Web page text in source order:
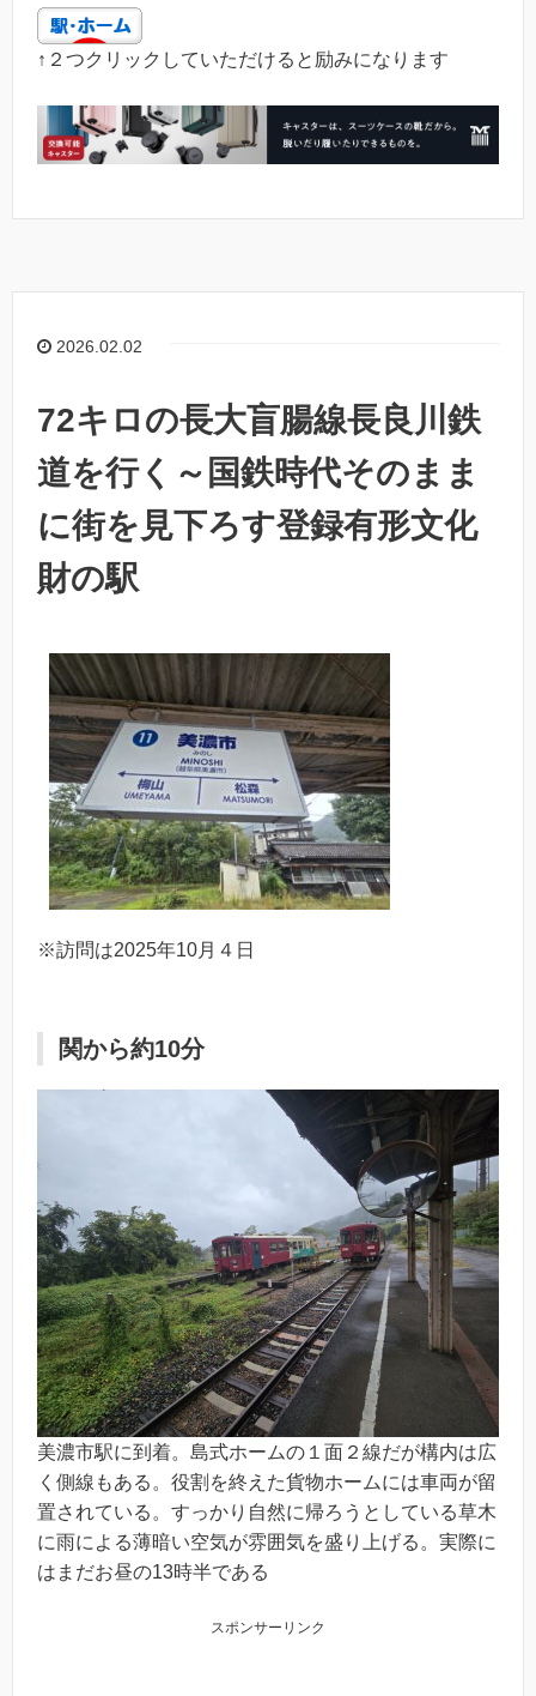
↑２つクリックしていただけると励みになります
2026.02.02
72キロの長大盲腸線長良川鉄
道を行く～国鉄時代そのまま
に街を見下ろす登録有形文化
財の駅
※訪問は2025年10月４日
関から約10分
美濃市駅に到着。島式ホームの１面２線だが構内は広
く側線もある。役割を終えた貨物ホームには車両が留
置されている。すっかり自然に帰ろうとしている草木
に雨による薄暗い空気が雰囲気を盛り上げる。実際に
はまだお昼の13時半である
スポンサーリンク